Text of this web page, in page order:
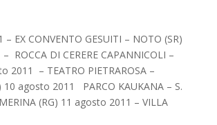
EX CONVENTO GESUITI – NOTO (SR)
ROCCA DI CERERE CAPANNICOLI –
2011 – TEATRO PIETRAROSA –
10 agosto 2011 PARCO KAUKANA – S.
(RG) 11 agosto 2011 – VILLA